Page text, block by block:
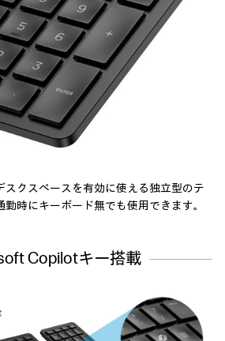
スクスぺースを有効に使える独立型のテ
勤時にキーボード無でも使用できます。
Copilotキー搭載